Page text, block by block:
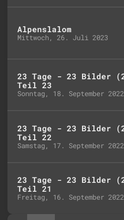
Alpenslalom
Mittwoch, 26. Juli 2023
23 Tage - 23 Bilder
Teil 23
Sonntag, 18. September 2022
23 Tage - 23 Bilder
Teil 22
Samstag, 17. September 2022
23 Tage - 23 Bilder
Teil 21
Freitag, 16. September 2022